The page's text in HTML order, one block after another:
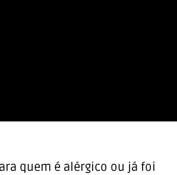
quem é alérgico ou já foi